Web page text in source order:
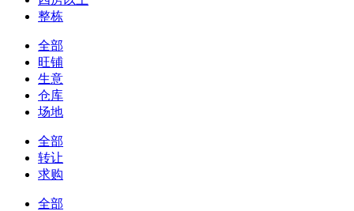
整栋
全部
旺铺
生意
仓库
场地
全部
转让
求购
全部